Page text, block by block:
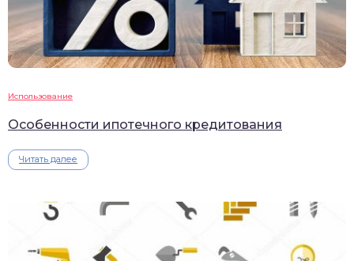
Использование
Особенности ипотечного кредитования
Читать далее